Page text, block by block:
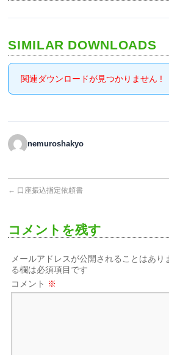
SIMILAR DOWNLOADS
関連ダウンロードが見つかりません !
nemuroshakyo
← 口座振込指定依頼書
コメントを残す
メールアドレスが公開されることはあり
る欄は必須項目です
コメント ※